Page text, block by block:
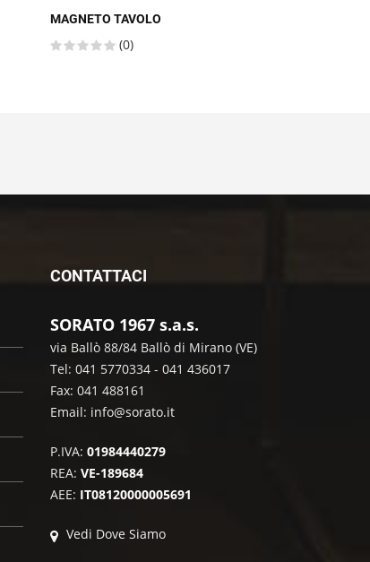
MAGNETO TAVOLO
(0)
CONTATTACI
SORATO 1967 s.a.s.
via Ballò 88/84 Ballò di Mirano (VE)
Tel: 041 5770334 - 041 436017
Fax: 041 488161
Email: info@sorato.it
P.IVA: 01984440279
REA: VE-189684
AEE: IT08120000005691
Vedi Dove Siamo